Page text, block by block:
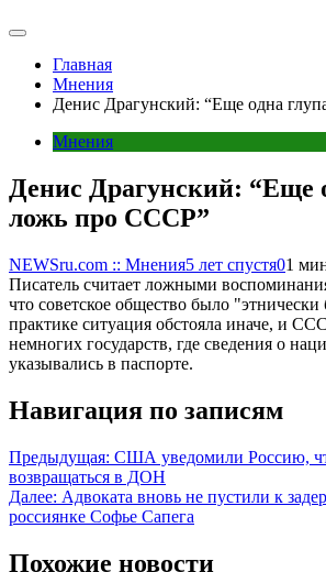
Главная
Мнения
Денис Драгунский: “Еще одна
Мнения
Денис Драгунский: “Еще
ложь про СССР”
NEWSru.com :: Мнения5 лет спустя01
Писатель считает ложными
что советское общество было
практике ситуация обстояла иначе, и
немногих государств, где сведения о
указывались в паспорте.
Навигация по записям
Предыдущая: США уведомили Россию,
возвращаться в ДОН
Далее: Адвоката вновь не пустили к
россиянке Софье Сапега
Похожие новости